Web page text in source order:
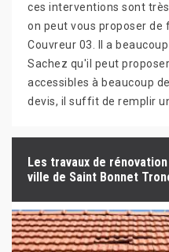
ces interventions sont
on peut vous proposer de
Couvreur 03. Il a
Sachez qu'il peut
accessibles à beaucoup
devis, il suffit de remplir
Les travaux de
ville de Saint Bonnet